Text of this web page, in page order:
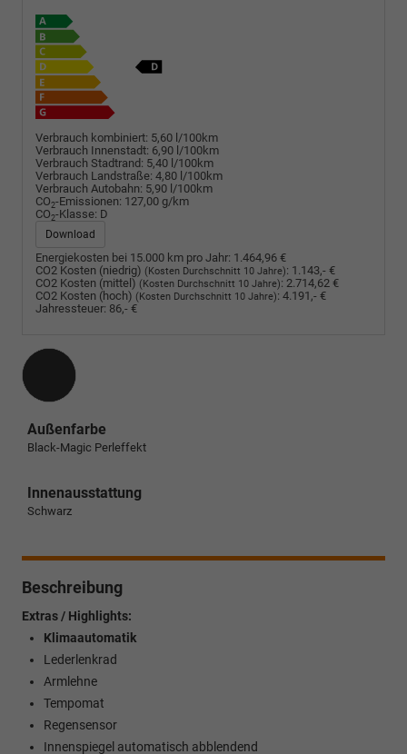
Verbrauch kombiniert: 5,60 l/100km
Verbrauch Innenstadt: 6,90 l/100km
Verbrauch Stadtrand: 5,40 l/100km
Verbrauch Landstraße: 4,80 l/100km
Verbrauch Autobahn: 5,90 l/100km
CO2-Emissionen: 127,00 g/km
CO2-Klasse: D
Download
Energiekosten bei 15.000 km pro Jahr: 1.464,96 €
CO2 Kosten (niedrig) (Kosten Durchschnitt 10 Jahre): 1.143,- €
CO2 Kosten (mittel) (Kosten Durchschnitt 10 Jahre): 2.714,62 €
CO2 Kosten (hoch) (Kosten Durchschnitt 10 Jahre): 4.191,- €
Jahressteuer: 86,- €
Außenfarbe
Black-Magic Perleffekt
Innenausstattung
Schwarz
Beschreibung
Extras / Highlights:
Klimaautomatik
Lederlenkrad
Armlehne
Tempomat
Regensensor
Innenspiegel automatisch abblendend